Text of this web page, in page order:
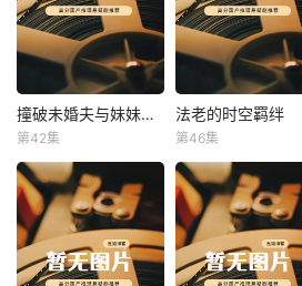
撞破未婚夫与妹妹打野战 撞破未婚夫与妹妹打野战
第42集
法老的时空羁绊
法老的时空羁绊
第46集